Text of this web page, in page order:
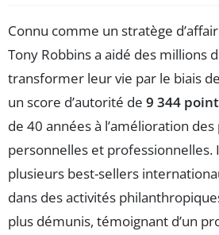
Connu comme un stratège
Tony Robbins a aidé des millions
transformer leur vie par le biais
un score d’autorité de 9 344
de 40 années à l’amélioration
personnelles et professionnelles.
plusieurs best-sellers
dans des activités
plus démunis, témoignant d’un